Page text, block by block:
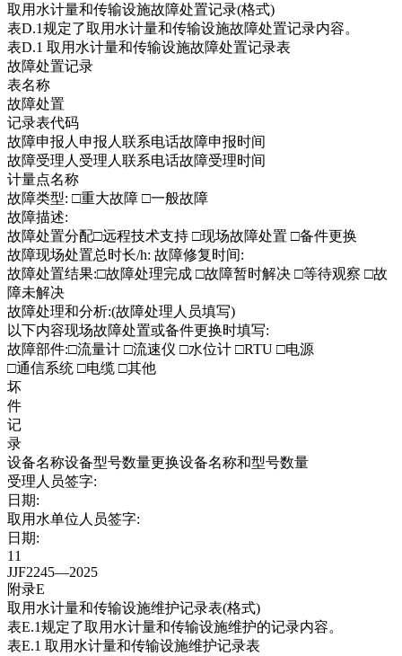
取用水计量和传输设施故障处置记录(格式)
表D.1规定了取用水计量和传输设施故障处置记录内容。
表D.1 取用水计量和传输设施故障处置记录表
故障处置记录
表名称
故障处置
记录表代码
故障申报人申报人联系电话故障申报时间
故障受理人受理人联系电话故障受理时间
计量点名称
故障类型: □重大故障 □一般故障
故障描述:
故障处置分配□远程技术支持 □现场故障处置 □备件更换
故障现场处置总时长/h: 故障修复时间:
故障处置结果:□故障处理完成 □故障暂时解决 □等待观察 □故
障未解决
故障处理和分析:(故障处理人员填写)
以下内容现场故障处置或备件更换时填写:
故障部件:□流量计 □流速仪 □水位计 □RTU □电源
□通信系统 □电缆 □其他
坏
件
记
录
设备名称设备型号数量更换设备名称和型号数量
受理人员签字:
日期:
取用水单位人员签字:
日期:
11
JJF2245—2025
附录E
取用水计量和传输设施维护记录表(格式)
表E.1规定了取用水计量和传输设施维护的记录内容。
表E.1 取用水计量和传输设施维护记录表